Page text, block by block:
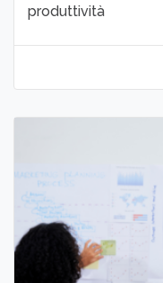
produttività